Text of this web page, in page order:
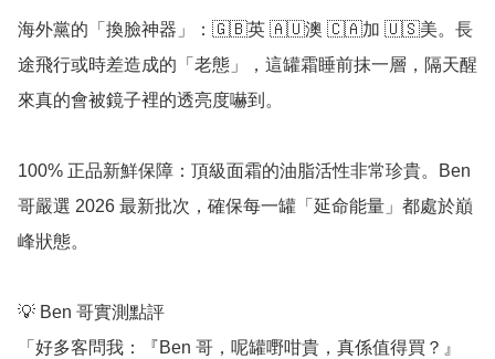
海外黨的「換臉神器」：🇬🇧英 🇦🇺澳 🇨🇦加 🇺🇸美。長
途飛行或時差造成的「老態」，這罐霜睡前抹一層，隔天醒
來真的會被鏡子裡的透亮度嚇到。
100% 正品新鮮保障：頂級面霜的油脂活性非常珍貴。Ben
哥嚴選 2026 最新批次，確保每一罐「延命能量」都處於巔
峰狀態。
💡 Ben 哥實測點評
「好多客問我：『Ben 哥，呢罐嘢咁貴，真係值得買？』